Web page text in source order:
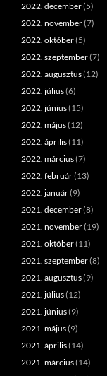
2022. december(5)
2022. november(7)
2022. október(5)
2022. szeptember(7)
2022. augusztus(12)
2022. július(6)
2022. június(15)
2022. május(12)
2022. április(11)
2022. március(7)
2022. február(13)
2022. január(9)
2021. december(8)
2021. november(19)
2021. október(11)
2021. szeptember(8)
2021. augusztus(9)
2021. július(12)
2021. június(9)
2021. május(9)
2021. április(14)
2021. március(14)